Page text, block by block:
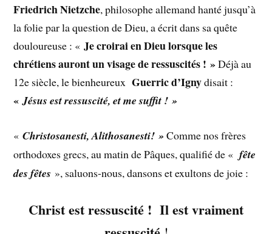
Friedrich Nietzche, philosophe allemand hanté jusqu’à
la folie par la question de Dieu, a écrit dans sa quête
douloureuse : «Jecroirai en Dieu lorsque les
chrétiens auront un visage deressuscités ! »Déjà au
12e siècle, le bienheureuxGuerric d’Ignydisait :
« Jésusest ressuscité, et me suffit ! »
«Christosanesti, Alithosanesti! »Comme nos frères
orthodoxes grecs, au matin de Pâques, qualifié de «fête
des fêtes », saluons-nous, dansons et exultons de joie :
Christ est ressuscité ! Il est vraiment